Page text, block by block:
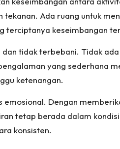
Ada ruang untuk
terciptanya keseimbangan
tidak terbebani. Tidak
yang sederhana
ketenangan.
Dengan
tetap berada dalam
konsisten.